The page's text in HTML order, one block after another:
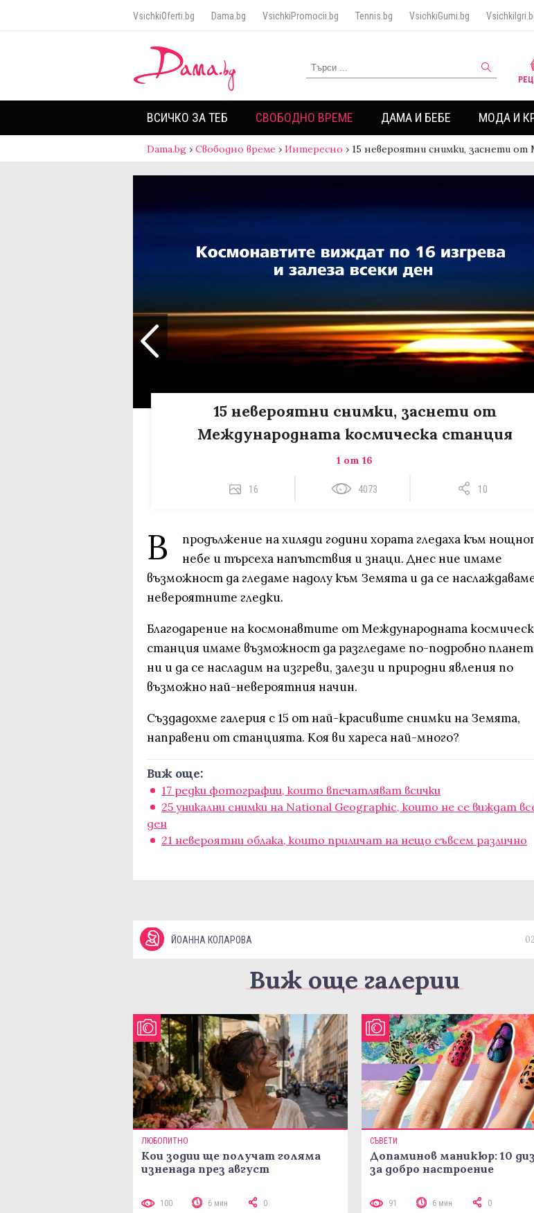
VsichkiOferti.bg Dama.bg VsichkiPromocii.bg Tennis.bg VsichkiGumi.bg
ВСИЧКО ЗА ТЕБ СВОБОДНО ВРЕМЕ ДАМА И БЕБЕ МОДА И
Dama.bg › Свободно време › Интересно › 15 невероятни снимки, заснети от
15 невероятни снимки, заснети от
Международната космическа станция
1 от 16
16 4073 10
В
продължение на хиляди години хората гледаха към
небе и търсеха напътствия и знаци. Днес ние имаме
възможност да гледаме надолу към Земята и да се
невероятните гледки.
Благодарение на космонавтите от Международната
станция имаме възможност да разгледаме по-подробно
ни и да се насладим на изгреви, залези и природни явления по
възможно най-невероятния начин.
Създадохме галерия с 15 от най-красивите снимки на Земята,
направени от станцията. Коя ви хареса най-много?
Виж още:
17 редки фотографии, които впечатляват всички
25 уникални снимки на National Geographic, които не се виждат
ден
21 невероятни облака, които приличат на нещо съвсем различно
ЙОАННА КОЛАРОВА
Виж още галерии
ЛЮБОПИТНО
Кои зодии ще получат голяма
изненада през август
100 6 мин 0
СЪВЕТИ
Допаминов маникюр: 10
за добро настроение
91 6 мин 0